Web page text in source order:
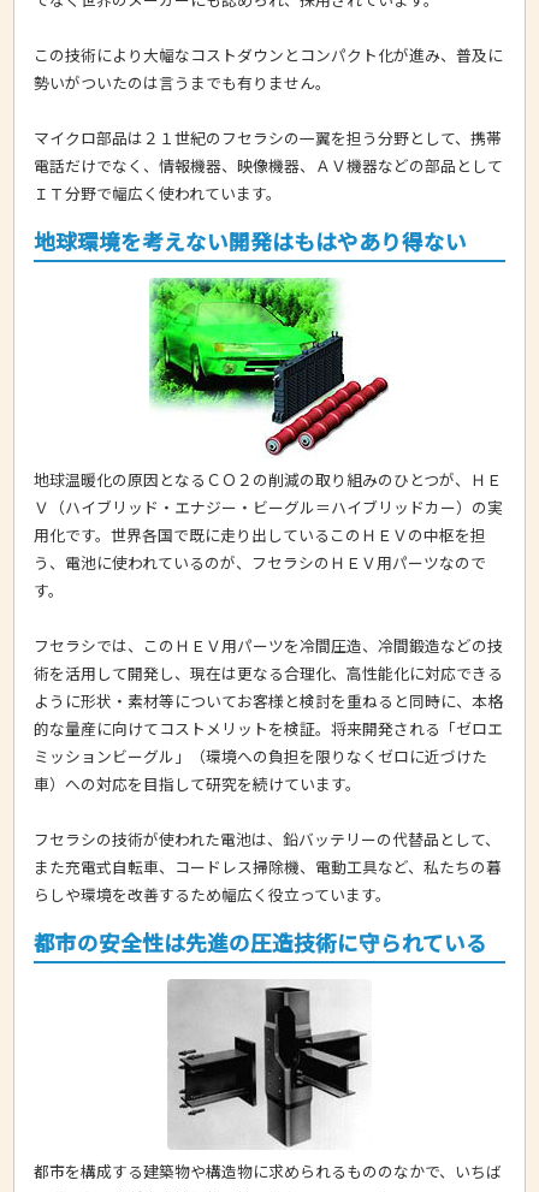
この技術により大幅なコストダウンとコンパクト化が進み、普及に
勢いがついたのは言うまでも有りません。
マイクロ部品は２１世紀のフセラシの一翼を担う分野として、携帯
電話だけでなく、情報機器、映像機器、ＡＶ機器などの部品として
ＩＴ分野で幅広く使われています。
地球環境を考えない開発はもはやあり得ない
地球温暖化の原因となるＣＯ２の削減の取り組みのひとつが、ＨＥ
Ｖ（ハイブリッド・エナジー・ビーグル＝ハイブリッドカー）の実
用化です。世界各国で既に走り出しているこのＨＥＶの中枢を担
う、電池に使われているのが、フセラシのＨＥＶ用パーツなので
す。
フセラシでは、このＨＥＶ用パーツを冷間圧造、冷間鍛造などの技
術を活用して開発し、現在は更なる合理化、高性能化に対応できる
ように形状・素材等についてお客様と検討を重ねると同時に、本格
的な量産に向けてコストメリットを検証。将来開発される「ゼロエ
ミッションビーグル」（環境への負担を限りなくゼロに近づけた
車）への対応を目指して研究を続けています。
フセラシの技術が使われた電池は、鉛バッテリーの代替品として、
また充電式自転車、コードレス掃除機、電動工具など、私たちの暮
らしや環境を改善するため幅広く役立っています。
都市の安全性は先進の圧造技術に守られている
都市を構成する建築物や構造物に求められるもののなかで、いちば